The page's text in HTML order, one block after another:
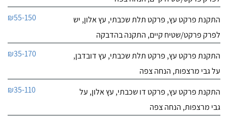
התקנת פרקט עץ, פרקט תלת שכבתי, עץ אלון, יש
לפרק פרקט/שטיח קיים, התקנה בהדבקה
₪55-150
התקנת פרקט עץ, פרקט תלת שכבתי, עץ דובדבן,
על גבי מרצפות, הנחה צפה
₪35-170
התקנת פרקט עץ, פרקט דו שכבתי, עץ אלון, על
גבי מרצפות, הנחה צפה
₪35-110